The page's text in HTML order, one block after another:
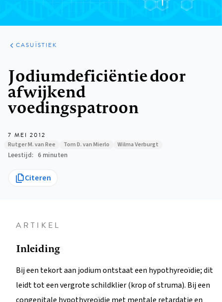
ARTIKELEN
PRAKTIJK
CASUÏSTIEK
Jodiumdeficiëntie door
afwijkend
voedingspatroon
7 MEI 2012
Rutger M. van Ree Tom D. van Mierlo Wilma Verburgt
Leestijd 6 minuten
Citeren
ARTIKEL
Inleiding
Bij een tekort aan jodium ontstaat een hypothyreoïdie; dit
leidt tot een vergrote schildklier (krop of struma). Bij een